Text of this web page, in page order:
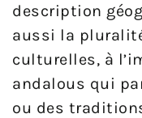
description
aussi la
culturelles, à
andalous qui
ou des